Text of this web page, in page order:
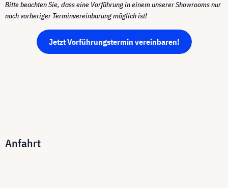
Bitte beachten Sie, dass eine Vorführung in einem unserer Showrooms nur
nach vorheriger Terminvereinbarung möglich ist!
Jetzt Vorführungstermin vereinbaren!
Anfahrt